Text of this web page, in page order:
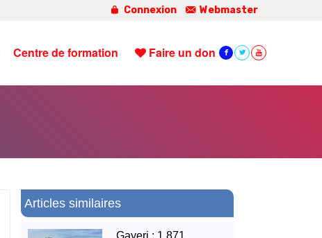
Connexion Webmaster
Centre de formation Faire un don
Articles similaires
Gayeri : 1 871